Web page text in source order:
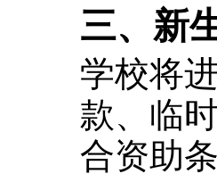
三、新
学校将
款、临
合资助